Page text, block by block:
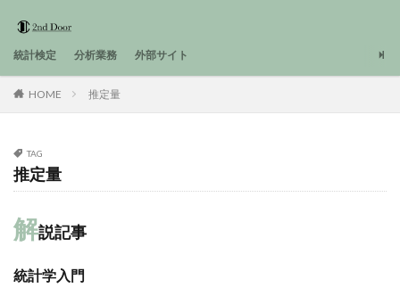
統計検定 分析業務 外部サイト
HOME 推定量
TAG
推定量
解説記事
統計学入門